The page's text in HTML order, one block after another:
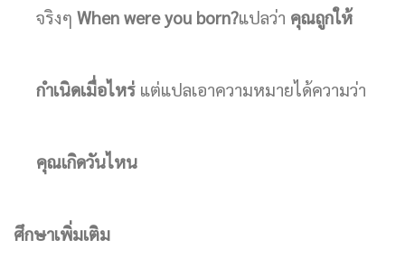
จริงๆ When were you born?แปลว่า คุณถูกให้
กำเนิดเมื่อไหร่แต่แปลเอาความหมายได้ความว่า
คุณเกิดวันไหน
ศึกษาเพิ่มเติม